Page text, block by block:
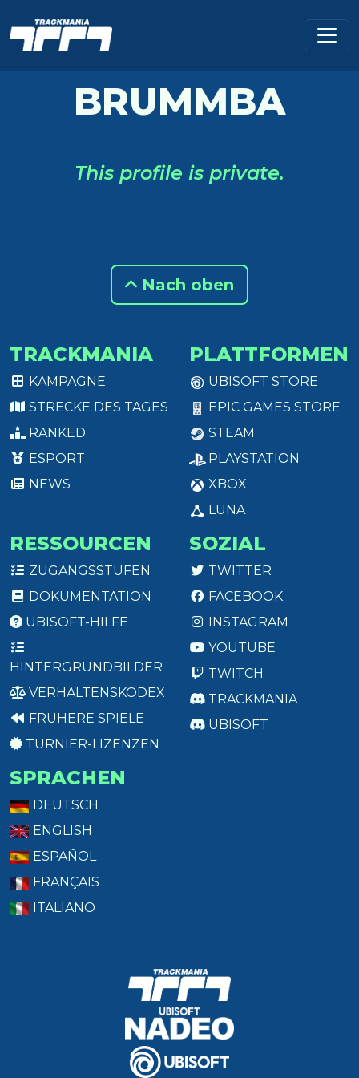
BRUMMBA
This profile is private.
Nach oben
TRACKMANIA
KAMPAGNE
STRECKE DES TAGES
RANKED
ESPORT
NEWS
PLATTFORMEN
UBISOFT STORE
EPIC GAMES STORE
STEAM
PLAYSTATION
XBOX
LUNA
RESSOURCEN
ZUGANGSSTUFEN
DOKUMENTATION
UBISOFT-HILFE
HINTERGRUNDBILDER
VERHALTENSKODEX
FRÜHERE SPIELE
TURNIER-LIZENZEN
SOZIAL
TWITTER
FACEBOOK
INSTAGRAM
YOUTUBE
TWITCH
TRACKMANIA
UBISOFT
SPRACHEN
DEUTSCH
ENGLISH
ESPAÑOL
FRANÇAIS
ITALIANO